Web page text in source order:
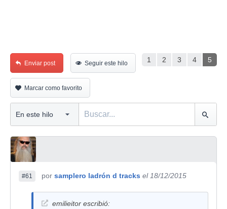
1 2 3 4 5
Enviar post Seguir este hilo
Marcar como favorito
#61 por samplero ladrón d tracks el 18/12/2015
emilieitor escribió: